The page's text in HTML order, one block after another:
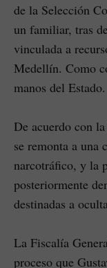
de la Selección
un familiar, tras
vinculada a
Medellín. Como
manos del Estado.
De acuerdo con
se remonta a una
narcotráfico, y la
posteriormente
destinadas a
La Fiscalía
proceso que